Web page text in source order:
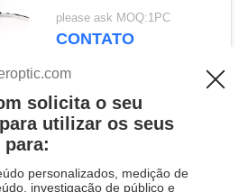
ótico
adiciona/Multiplexer da
please ask MOQ:1PC
CONTATO
populares
Cabo de fibra óptica
solicita o seu
utilizar os seus
personalizados, medição de
investigação de público e